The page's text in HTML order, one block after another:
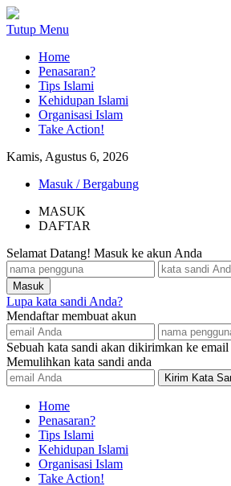
Tutup Menu
Home
Penasaran?
Tips Islami
Kehidupan Islami
Organisasi Islam
Take Action!
Kamis, Agustus 6, 2026
Masuk / Bergabung
MASUK
DAFTAR
Selamat Datang! Masuk ke akun Anda
Lupa kata sandi Anda?
Mendaftar membuat akun
Sebuah kata sandi akan dikirimkan ke
Memulihkan kata sandi anda
Home
Penasaran?
Tips Islami
Kehidupan Islami
Organisasi Islam
Take Action!